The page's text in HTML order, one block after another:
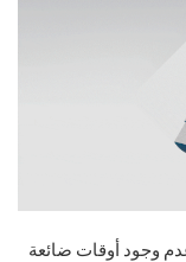
وجود أوقات ضائعة